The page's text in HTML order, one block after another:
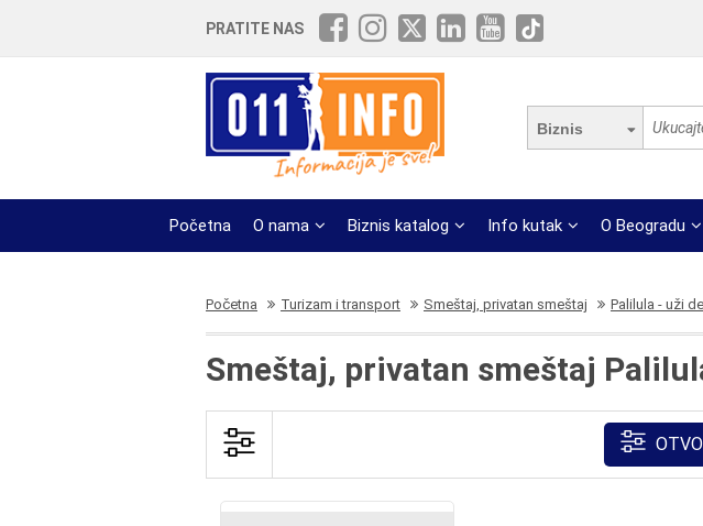
PRATITE NAS
Biznis
Početna O nama Biznis katalog Info kutak O Beogradu
Početna Turizam i transport Smeštaj, privatan smeštaj Palilula - uži
Smeštaj, privatan smeštaj